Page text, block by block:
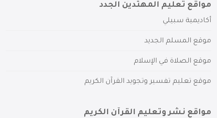
مواقع تعليم المهتدين الجدد
أكاديمية سبيلي
موقع المسلم الجديد
موقع الصلاة في الإسلام
موقع تعليم تفسير وتجويد القرآن الكريم
مواقع نشر وتعليم القرآن الكريم